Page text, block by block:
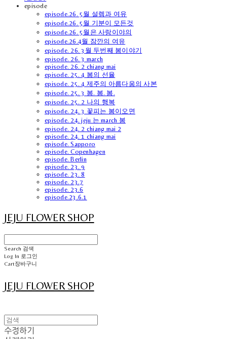
episode
episode.26. 5월 설렘과 여유
episode.26. 5월 기분이 모든것
episode.26. 5월은 사랑이야의
episode.26.4월 잠깐의 여유
episode. 26. 3월 두번째 봄이야기
episode. 26. 3 march
episode. 26. 2 chiang mai
episode. 25. 4 봄의 선율
episode. 25. 4 제주의 아름다움의 사본
episode. 25. 3 봄. 봄. 봄.
episode. 25. 2 나의 행복
episode. 24. 3 꽃피는 봄이오면
episode. 24. jeju 는 march 봄
episode. 24. 2 chiang mai 2
episode. 24. 1 chiang mai
episode. Sapporo
episode. Copenhagen
episode. Berlin
episode. 23. 9
episode. 23. 8
episode. 23.7
episode. 23.6
episode.23.6.1
JEJU FLOWER SHOP
Search 검색
Log In 로그인
Cart장바구니
JEJU FLOWER SHOP
수정하기